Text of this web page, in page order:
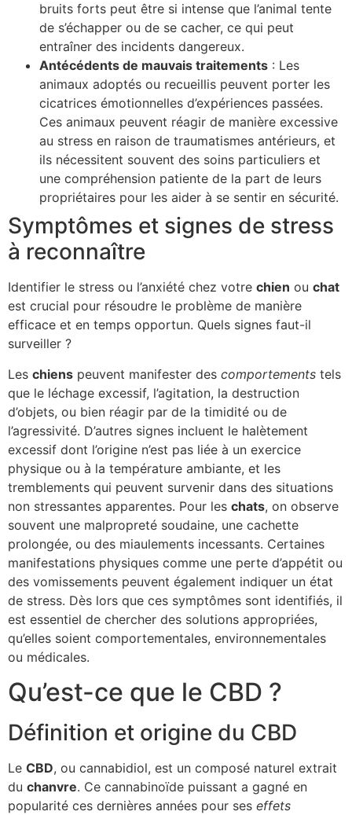
bruits forts peut être si intense que l’animal tente
de s’échapper ou de se cacher, ce qui peut
entraîner des incidents dangereux.
Antécédents de mauvais traitements : Les
animaux adoptés ou recueillis peuvent porter les
cicatrices émotionnelles d’expériences passées.
Ces animaux peuvent réagir de manière excessive
au stress en raison de traumatismes antérieurs, et
ils nécessitent souvent des soins particuliers et
une compréhension patiente de la part de leurs
propriétaires pour les aider à se sentir en sécurité.
Symptômes et signes de stress
à reconnaître
Identifier le stress ou l’anxiété chez votre chien ou chat
est crucial pour résoudre le problème de manière
efficace et en temps opportun. Quels signes faut-il
surveiller ?
Les chiens peuvent manifester des comportements tels
que le léchage excessif, l’agitation, la destruction
d’objets, ou bien réagir par de la timidité ou de
l’agressivité. D’autres signes incluent le halètement
excessif dont l’origine n’est pas liée à un exercice
physique ou à la température ambiante, et les
tremblements qui peuvent survenir dans des situations
non stressantes apparentes. Pour les chats, on observe
souvent une malpropreté soudaine, une cachette
prolongée, ou des miaulements incessants. Certaines
manifestations physiques comme une perte d’appétit ou
des vomissements peuvent également indiquer un état
de stress. Dès lors que ces symptômes sont identifiés, il
est essentiel de chercher des solutions appropriées,
qu’elles soient comportementales, environnementales
ou médicales.
Qu’est-ce que le CBD ?
Définition et origine du CBD
Le CBD, ou cannabidiol, est un composé naturel extrait
du chanvre. Ce cannabinoïde puissant a gagné en
popularité ces dernières années pour ses effets